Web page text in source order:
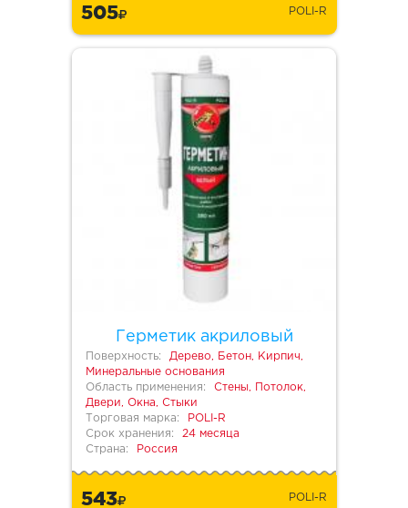
505 POLI-R
Герметик акриловый
Поверхность:
Дерево, Бетон, Кирпич,
Минеральные основания
Область применения:
Стены, Потолок,
Двери, Окна, Стыки
Торговая марка:
POLI-R
Срок хранения:
24 месяца
Страна:
Россия
543 POLI-R